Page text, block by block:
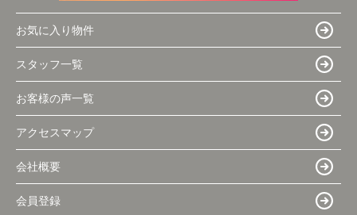
お気に入り物件
スタッフ一覧
お客様の声一覧
アクセスマップ
会社概要
会員登録